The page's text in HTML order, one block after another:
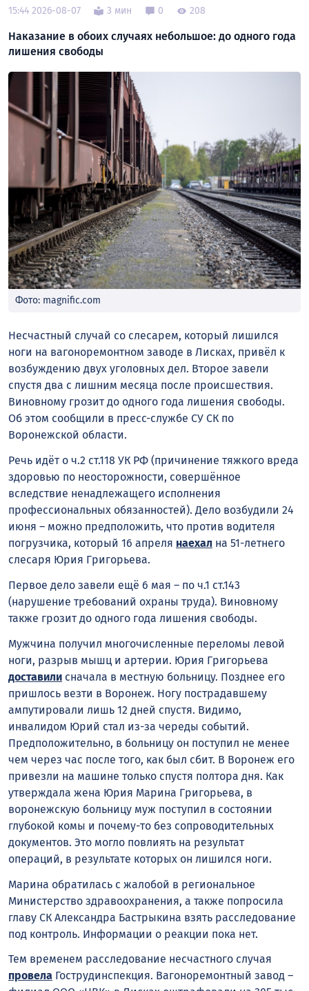
15:44 2026-08-07 3 мин 0 208
Наказание в обоих случаях небольшое: до одного года
лишения свободы
Фото: magnific.com
Несчастный случай со слесарем, который лишился
ноги на вагоноремонтном заводе в Лисках, привёл к
возбуждению двух уголовных дел. Второе завели
спустя два с лишним месяца после происшествия.
Виновному грозит до одного года лишения свободы.
Об этом сообщили в пресс-службе СУ СК по
Воронежской области.
Речь идёт о ч.2 ст.118 УК РФ (причинение тяжкого вреда
здоровью по неосторожности, совершённое
вследствие ненадлежащего исполнения
профессиональных обязанностей). Дело возбудили 24
июня – можно предположить, что против водителя
погрузчика, который 16 апреля наехал на 51-летнего
слесаря Юрия Григорьева.
Первое дело завели ещё 6 мая – по ч.1 ст.143
(нарушение требований охраны труда). Виновному
также грозит до одного года лишения свободы.
Мужчина получил многочисленные переломы левой
ноги, разрыв мышц и артерии. Юрия Григорьева
доставили сначала в местную больницу. Позднее его
пришлось везти в Воронеж. Ногу пострадавшему
ампутировали лишь 12 дней спустя. Видимо,
инвалидом Юрий стал из-за череды событий.
Предположительно, в больницу он поступил не менее
чем через час после того, как был сбит. В Воронеж его
привезли на машине только спустя полтора дня. Как
утверждала жена Юрия Марина Григорьева, в
воронежскую больницу муж поступил в состоянии
глубокой комы и почему-то без сопроводительных
документов. Это могло повлиять на результат
операций, в результате которых он лишился ноги.
Марина обратилась с жалобой в региональное
Министерство здравоохранения, а также попросила
главу СК Александра Бастрыкина взять расследование
под контроль. Информации о реакции пока нет.
Тем временем расследование несчастного случая
провела Гострудинспекция. Вагоноремонтный завод –